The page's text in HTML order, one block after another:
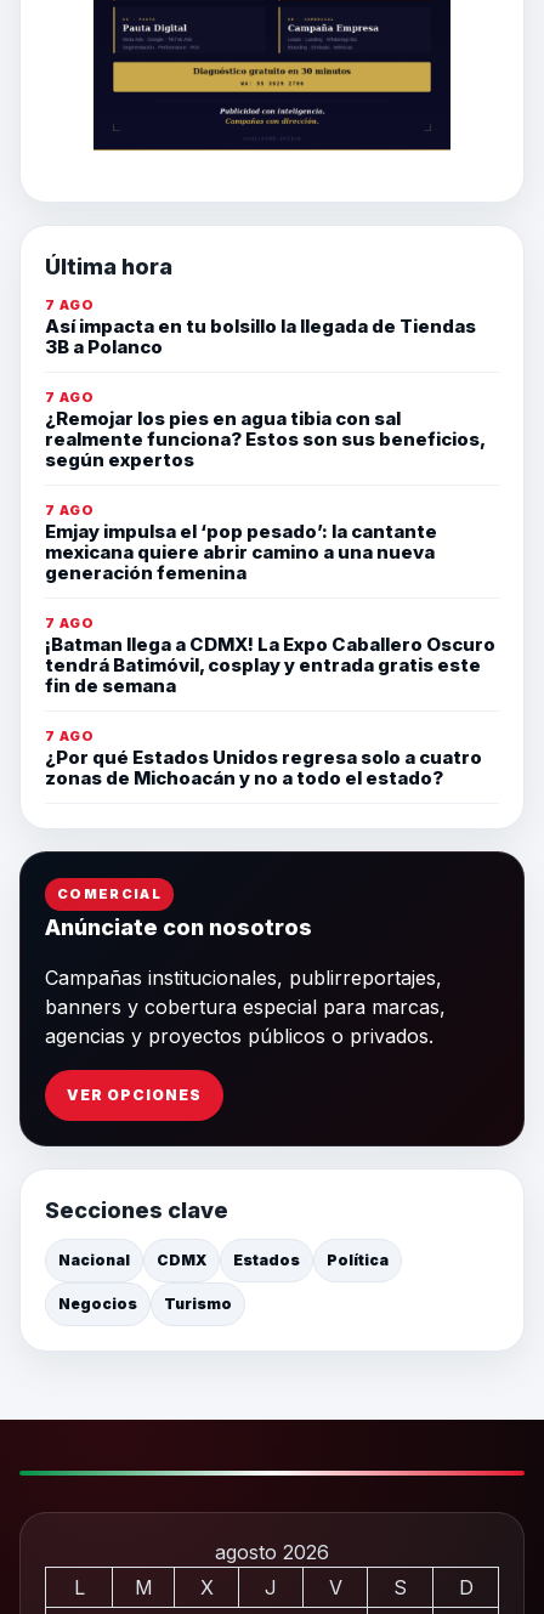
Última hora
7 AGO
Así impacta en tu bolsillo la llegada de Tiendas
3B a Polanco
7 AGO
¿Remojar los pies en agua tibia con sal
realmente funciona? Estos son sus beneficios,
según expertos
7 AGO
Emjay impulsa el ‘pop pesado’: la cantante
mexicana quiere abrir camino a una nueva
generación femenina
7 AGO
¡Batman llega a CDMX! La Expo Caballero Oscuro
tendrá Batimóvil, cosplay y entrada gratis este
fin de semana
7 AGO
¿Por qué Estados Unidos regresa solo a cuatro
zonas de Michoacán y no a todo el estado?
COMERCIAL
Anúnciate con nosotros
Campañas institucionales, publirreportajes,
banners y cobertura especial para marcas,
agencias y proyectos públicos o privados.
VER OPCIONES
Secciones clave
Nacional CDMX Estados Política
Negocios Turismo
agosto 2026
L
M X J V S
D